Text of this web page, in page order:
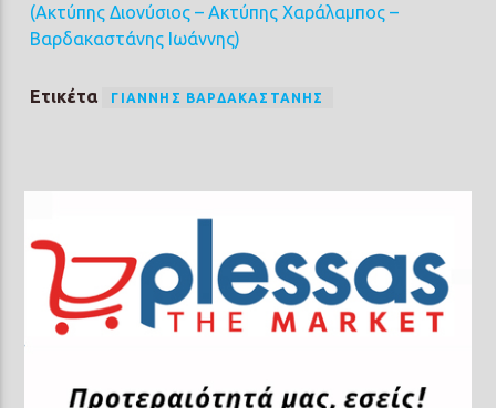
(Ακτύπης Διονύσιος – Ακτύπης Χαράλαμπος –
Βαρδακαστάνης Ιωάννης)
Ετικέτα ΓΙΆΝΝΗΣ ΒΑΡΔΑΚΑΣΤΆΝΗΣ